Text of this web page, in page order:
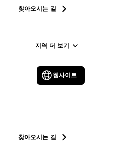
찾아오시는 길
지역 더 보기
웹사이트
찾아오시는 길